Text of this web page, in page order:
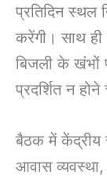
प्रतिदिन स्थल
करेंगी। साथ
बिजली के खंभों
प्रदर्शित न होने
बैठक में केंद्रीय
आवास व्यवस्था,